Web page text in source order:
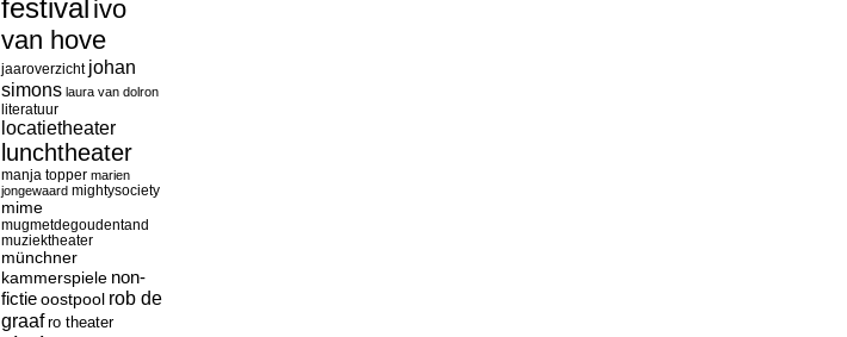
festival ivo
van hove
jaaroverzicht johan
simons laura van dolron
literatuur
locatietheater
lunchtheater
manja topper marien
jongewaard mightysociety
mime
mugmetdegoudentand
muziektheater
münchner
kammerspiele non-
fictieoostpool rob de
graaf ro theater